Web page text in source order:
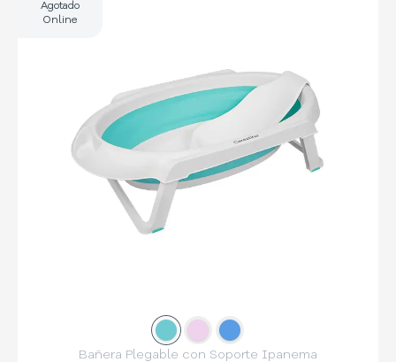
Agotado
Online
Slide Slide 2
Slide
Bañera Plegable con Soporte Ipanema